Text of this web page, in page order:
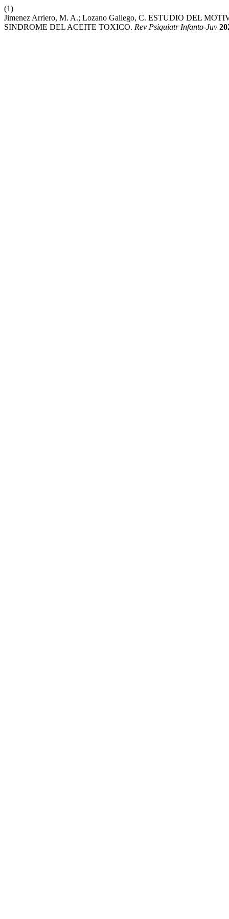
(1)
Jimenez Arriero, M. A.; Lozano Gallego, C. ESTUDIO DEL
SINDROME DEL ACEITE TOXICO. Rev Psiquiatr Infanto-Juv